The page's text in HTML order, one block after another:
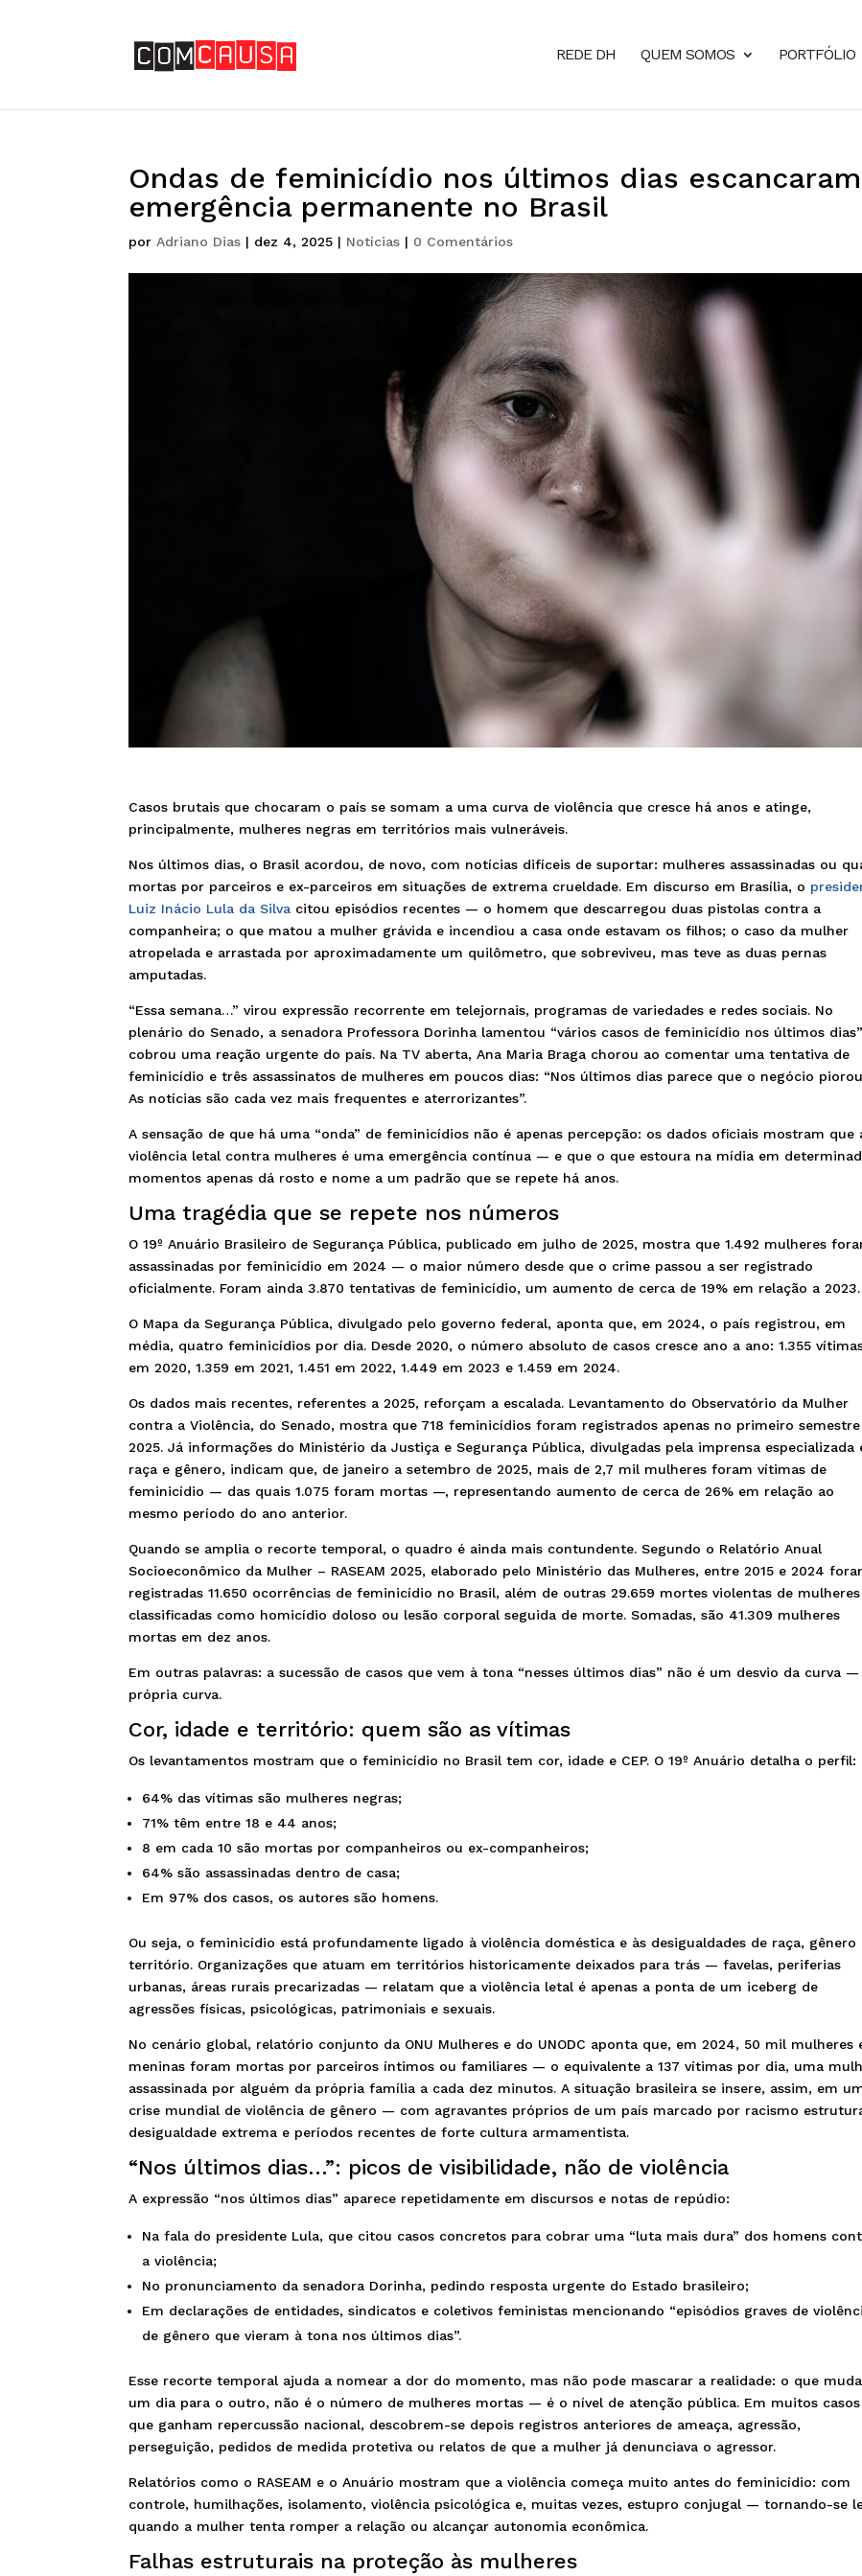
REDE DH QUEM SOMOS PORTFÓLIO
Ondas de feminicídio nos últimos dias escancaram
emergência permanente no Brasil
por Adriano Dias | dez 4, 2025 | Notícias | 0 Comentários
Casos brutais que chocaram o país se somam a uma curva de violência que cresce há anos e atinge,
principalmente, mulheres negras em territórios mais vulneráveis.
Nos últimos dias, o Brasil acordou, de novo, com notícias difíceis de suportar: mulheres assassinadas ou
mortas por parceiros e ex-parceiros em situações de extrema crueldade. Em discurso em Brasília, o
Luiz Inácio Lula da Silva citou episódios recentes — o homem que descarregou duas pistolas contra a
companheira; o que matou a mulher grávida e incendiou a casa onde estavam os filhos; o caso da mulher
atropelada e arrastada por aproximadamente um quilômetro, que sobreviveu, mas teve as duas pernas
amputadas.
“Essa semana…” virou expressão recorrente em telejornais, programas de variedades e redes sociais. No
plenário do Senado, a senadora Professora Dorinha lamentou “vários casos de feminicídio nos últimos
cobrou uma reação urgente do país. Na TV aberta, Ana Maria Braga chorou ao comentar uma tentativa de
feminicídio e três assassinatos de mulheres em poucos dias: “Nos últimos dias parece que o negócio
As notícias são cada vez mais frequentes e aterrorizantes”.
A sensação de que há uma “onda” de feminicídios não é apenas percepção: os dados oficiais mostram que
violência letal contra mulheres é uma emergência contínua — e que o que estoura na mídia em
momentos apenas dá rosto e nome a um padrão que se repete há anos.
Uma tragédia que se repete nos números
O 19º Anuário Brasileiro de Segurança Pública, publicado em julho de 2025, mostra que 1.492 mulheres
assassinadas por feminicídio em 2024 — o maior número desde que o crime passou a ser registrado
oficialmente. Foram ainda 3.870 tentativas de feminicídio, um aumento de cerca de 19% em relação a 2023.
O Mapa da Segurança Pública, divulgado pelo governo federal, aponta que, em 2024, o país registrou, em
média, quatro feminicídios por dia. Desde 2020, o número absoluto de casos cresce ano a ano: 1.355
em 2020, 1.359 em 2021, 1.451 em 2022, 1.449 em 2023 e 1.459 em 2024.
Os dados mais recentes, referentes a 2025, reforçam a escalada. Levantamento do Observatório da Mulher
contra a Violência, do Senado, mostra que 718 feminicídios foram registrados apenas no primeiro
2025. Já informações do Ministério da Justiça e Segurança Pública, divulgadas pela imprensa especializada
raça e gênero, indicam que, de janeiro a setembro de 2025, mais de 2,7 mil mulheres foram vítimas de
feminicídio — das quais 1.075 foram mortas —, representando aumento de cerca de 26% em relação ao
mesmo período do ano anterior.
Quando se amplia o recorte temporal, o quadro é ainda mais contundente. Segundo o Relatório Anual
Socioeconômico da Mulher – RASEAM 2025, elaborado pelo Ministério das Mulheres, entre 2015 e 2024
registradas 11.650 ocorrências de feminicídio no Brasil, além de outras 29.659 mortes violentas de mulheres
classificadas como homicídio doloso ou lesão corporal seguida de morte. Somadas, são 41.309 mulheres
mortas em dez anos.
Em outras palavras: a sucessão de casos que vem à tona “nesses últimos dias” não é um desvio da curva —
própria curva.
Cor, idade e território: quem são as vítimas
Os levantamentos mostram que o feminicídio no Brasil tem cor, idade e CEP. O 19º Anuário detalha o perfil:
64% das vítimas são mulheres negras;
71% têm entre 18 e 44 anos;
8 em cada 10 são mortas por companheiros ou ex-companheiros;
64% são assassinadas dentro de casa;
Em 97% dos casos, os autores são homens.
Ou seja, o feminicídio está profundamente ligado à violência doméstica e às desigualdades de raça, gênero
território. Organizações que atuam em territórios historicamente deixados para trás — favelas, periferias
urbanas, áreas rurais precarizadas — relatam que a violência letal é apenas a ponta de um iceberg de
agressões físicas, psicológicas, patrimoniais e sexuais.
No cenário global, relatório conjunto da ONU Mulheres e do UNODC aponta que, em 2024, 50 mil mulheres
meninas foram mortas por parceiros íntimos ou familiares — o equivalente a 137 vítimas por dia, uma
assassinada por alguém da própria família a cada dez minutos. A situação brasileira se insere, assim, em
crise mundial de violência de gênero — com agravantes próprios de um país marcado por racismo
desigualdade extrema e períodos recentes de forte cultura armamentista.
“Nos últimos dias…”: picos de visibilidade, não de violência
A expressão “nos últimos dias” aparece repetidamente em discursos e notas de repúdio:
Na fala do presidente Lula, que citou casos concretos para cobrar uma “luta mais dura” dos homens
a violência;
No pronunciamento da senadora Dorinha, pedindo resposta urgente do Estado brasileiro;
Em declarações de entidades, sindicatos e coletivos feministas mencionando “episódios graves de
de gênero que vieram à tona nos últimos dias”.
Esse recorte temporal ajuda a nomear a dor do momento, mas não pode mascarar a realidade: o que
um dia para o outro, não é o número de mulheres mortas — é o nível de atenção pública. Em muitos casos
que ganham repercussão nacional, descobrem-se depois registros anteriores de ameaça, agressão,
perseguição, pedidos de medida protetiva ou relatos de que a mulher já denunciava o agressor.
Relatórios como o RASEAM e o Anuário mostram que a violência começa muito antes do feminicídio: com
controle, humilhações, isolamento, violência psicológica e, muitas vezes, estupro conjugal — tornando-se
quando a mulher tenta romper a relação ou alcançar autonomia econômica.
Falhas estruturais na proteção às mulheres